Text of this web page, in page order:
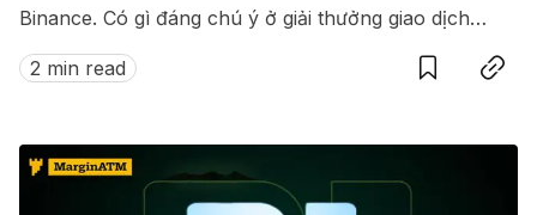
Binance. Có gì đáng chú ý ở giải thưởng giao dịch
này?
2 min read
SaveCopy link